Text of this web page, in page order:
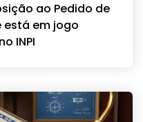
ao Pedido de
está em jogo
INPI